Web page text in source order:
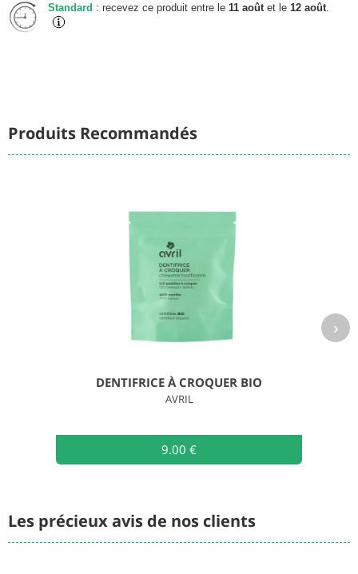
Standard : recevez ce produit entre le 11 août et le 12 août
Produits Recommandés
DENTIFRICE À CROQUER BIO
AVRIL
9.00 €
›
Les précieux avis de nos clients